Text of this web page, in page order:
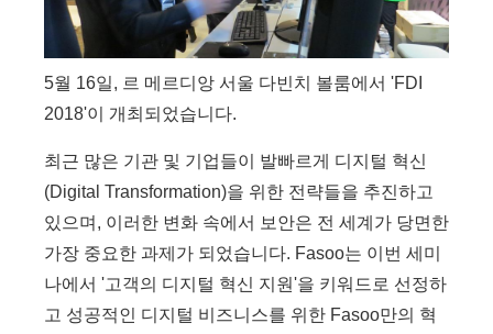
5월 16일, 르 메르디앙 서울 다빈치 볼룸에서 'FDI
2018'이 개최되었습니다.
최근 많은 기관 및 기업들이 발빠르게 디지털 혁신
(Digital Transformation)을 위한 전략들을 추진하고
있으며, 이러한 변화 속에서 보안은 전 세계가 당면한
가장 중요한 과제가 되었습니다. Fasoo는 이번 세미
나에서 '고객의 디지털 혁신 지원'을 키워드로 선정하
고 성공적인 디지털 비즈니스를 위한 Fasoo만의 혁